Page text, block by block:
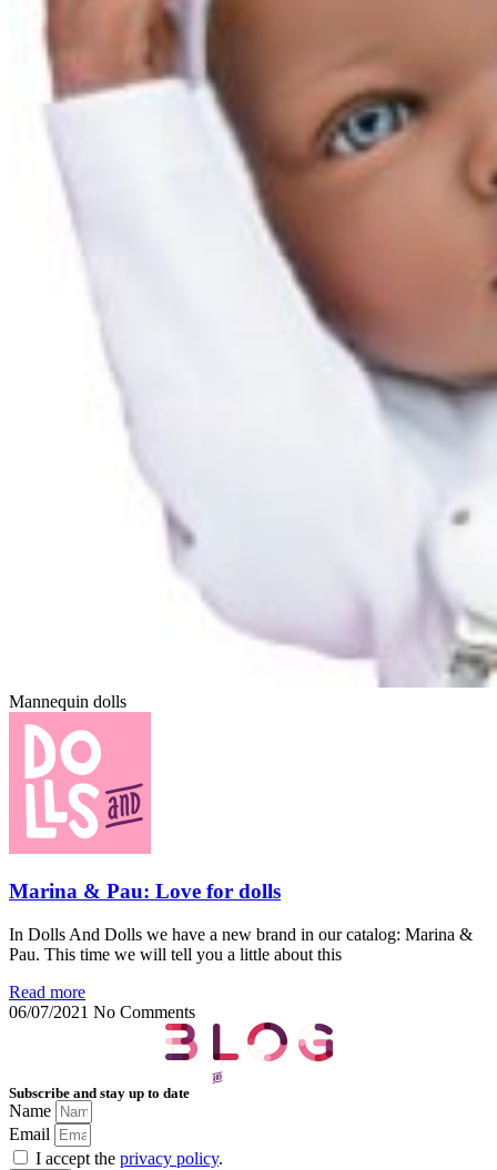
Mannequin dolls
Marina & Pau: Love for dolls
In Dolls And Dolls we have a new brand in our catalog: Marina &
Pau. This time we will tell you a little about this
Read more
06/07/2021 No Comments
Subscribe and stay up to date
Name
Email
I accept the privacy policy.